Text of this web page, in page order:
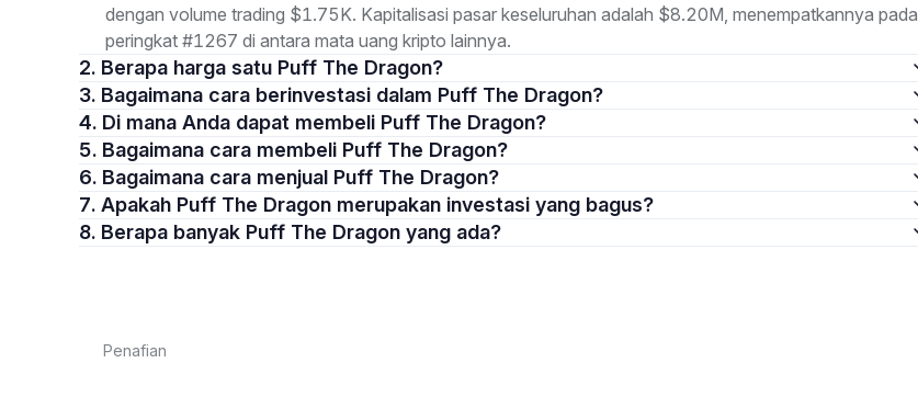
dengan volume trading $1.75K. Kapitalisasi pasar keseluruhan adalah $8.20M, menempatkannya pada
peringkat #1267 di antara mata uang kripto lainnya.
2. Berapa harga satu Puff The Dragon?
3. Bagaimana cara berinvestasi dalam Puff The Dragon?
4. Di mana Anda dapat membeli Puff The Dragon?
5. Bagaimana cara membeli Puff The Dragon?
6. Bagaimana cara menjual Puff The Dragon?
7. Apakah Puff The Dragon merupakan investasi yang bagus?
8. Berapa banyak Puff The Dragon yang ada?
Penafian